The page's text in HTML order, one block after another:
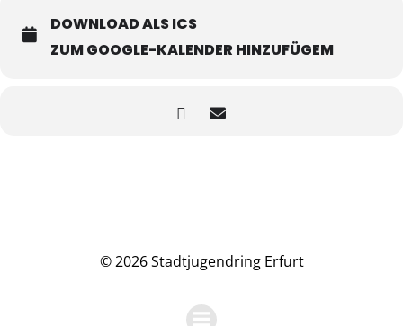
DOWNLOAD ALS ICS
ZUM GOOGLE-KALENDER HINZUFÜGEM
© 2026 Stadtjugendring Erfurt